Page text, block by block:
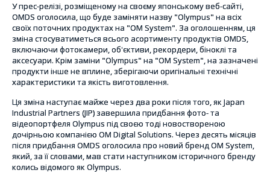
У прес-релізі, розміщеному на своєму японському веб-сайті,
OMDS оголосила, що буде заміняти назву "Olympus" на всіх
своїх поточних продуктах на "OM System". За оголошенням, ця
зміна стосуватиметься всього асортименту продуктів OMDS,
включаючи фотокамери, об'єктиви, рекордери, біноклі та
аксесуари. Крім заміни "Olympus" на "OM System", на зазначені
продукти інше не вплине, зберігаючи оригінальні технічні
характеристики та якість виготовлення.
Ця зміна наступає майже через два роки після того, як Japan
Industrial Partners (JIP) завершила придбання фото- та
відеопортфеля Olympus під своєю тоді новоствореною
дочірньою компанією OM Digital Solutions. Через десять місяців
після придбання OMDS оголосила про новий бренд OM System,
який, за її словами, мав стати наступником історичного бренду
колись відомого як Olympus.